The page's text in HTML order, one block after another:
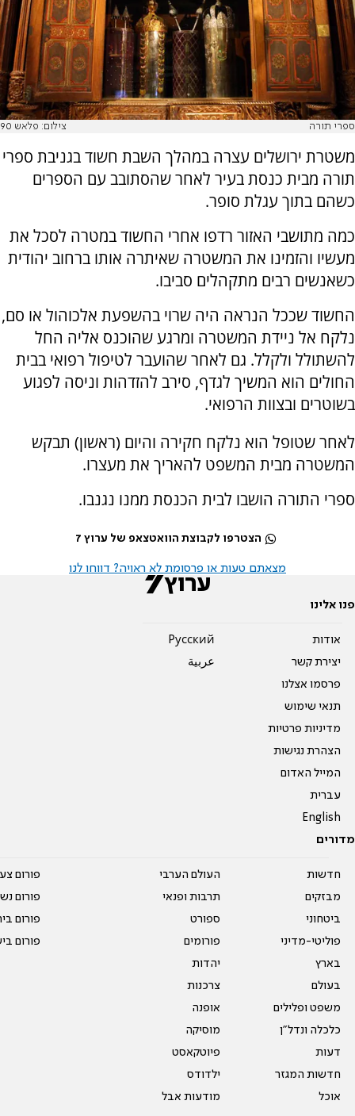
ספרי תורה צילום: פלאש 90
משטרת ירושלים עצרה במהלך השבת חשוד בגניבת ספרי
תורה מבית כנסת בעיר לאחר שהסתובב עם הספרים
כשהם בתוך עגלת סופר.
כמה מתושבי האזור רדפו אחרי החשוד במטרה לסכל את
מעשיו והזמינו את המשטרה שאיתרה אותו ברחוב יהודית
כשאנשים רבים מתקהלים סביבו.
החשוד שככל הנראה היה שרוי בהשפעת אלכוהול או סם,
נלקח אל ניידת המשטרה ומרגע שהוכנס אליה החל
להשתולל ולקלל. גם לאחר שהועבר לטיפול רפואי בבית
החולים הוא המשיך לגדף, סירב להזדהות וניסה לפגוע
בשוטרים ובצוות הרפואי.
לאחר שטופל הוא נלקח חקירה והיום (ראשון) תבקש
המשטרה מבית המשפט להאריך את מעצרו.
ספרי התורה הושבו לבית הכנסת ממנו נגנבו.
הצטרפו לקבוצת הוואטצאפ של ערוץ 7
מצאתם טעות או פרסומת לא ראויה? דווחו לנו
פנו אלינו
אודות
יצירת קשר
פרסמו אצלנו
תנאי שימוש
מדיניות פרטיות
הצהרת נגישות
המייל האדום
עברית
English
Pусский
عربية
מדורים
חדשות
מבזקים
ביטחוני
פוליטי-מדיני
בארץ
בעולם
משפט ופלילים
כלכלה ונדל"ן
דעות
חדשות המגזר
אוכל
העולם הערבי
תרבות ופנאי
ספורט
פורומים
יהדות
צרכנות
אופנה
מוסיקה
פיוטקאסט
ילדודס
מודעות אבל
פורום
פורום
פורום
פורום